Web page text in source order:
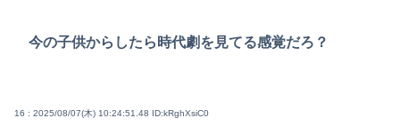
今の子供からしたら時代劇を見てる感覚だろ？
16 : 2025/08/07(木) 10:24:51.48 ID:kRghXsiC0